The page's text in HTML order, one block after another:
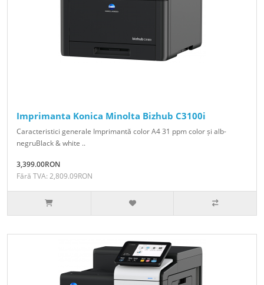
Imprimanta Konica Minolta Bizhub C3100i
Caracteristici generale Imprimantă color A4 31 ppm color și alb-
negruBlack & white ..
3,399.00RON
Fără TVA: 2,809.09RON